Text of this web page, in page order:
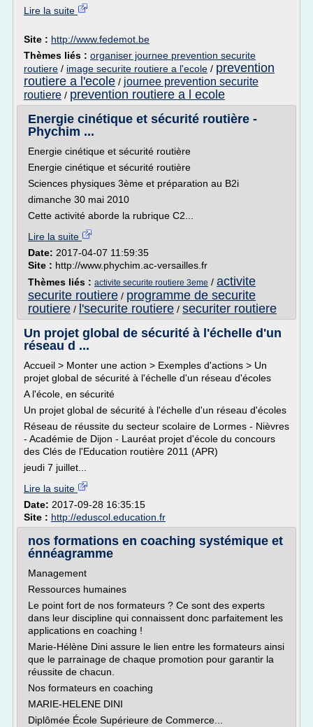
Lire la suite
Site : http://www.fedemot.be
Thèmes liés : organiser journee prevention securite
routiere / image securite routiere a l'ecole / prevention
routiere a l'ecole / journee prevention securite
routiere / prevention routiere a l ecole
Energie cinétique et sécurité routière -
Phychim ...
Energie cinétique et sécurité routière
Energie cinétique et sécurité routière
Sciences physiques 3ème et préparation au B2i
dimanche 30 mai 2010
Cette activité aborde la rubrique C2...
Lire la suite
Date: 2017-04-07 11:59:35
Site : http://www.phychim.ac-versailles.fr
Thèmes liés : activite securite routiere 3eme / activite
securite routiere / programme de securite
routiere / l'securite routiere / securiter routiere
Un projet global de sécurité à l'échelle d'un
réseau d ...
Accueil > Monter une action > Exemples d'actions > Un
projet global de sécurité à l'échelle d'un réseau d'écoles
A l'école, en sécurité
Un projet global de sécurité à l'échelle d'un réseau d'écoles
Réseau de réussite du secteur scolaire de Lormes - Nièvres
- Académie de Dijon - Lauréat projet d'école du concours
des Clés de l'Education routière 2011 (APR)
jeudi 7 juillet...
Lire la suite
Date: 2017-09-28 16:35:15
Site : http://eduscol.education.fr
nos formations en coaching systémique et
énnéagramme
Management
Ressources humaines
Le point fort de nos formateurs ? Ce sont des experts
dans leur discipline qui connaissent donc parfaitement les
applications en coaching !
Marie-Hélène Dini assure le lien entre les formateurs ainsi
que le parrainage de chaque promotion pour garantir la
réussite de chacun.
Nos formateurs en coaching
MARIE-HELENE DINI
Diplômée École Supérieure de Commerce...